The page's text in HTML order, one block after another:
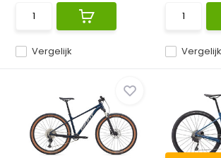
Vergelijk Vergelijk